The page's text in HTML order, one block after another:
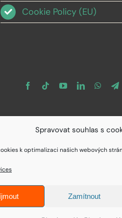
Spravovat souhlas s
k optimalizaci našich webových
Zamítnout
Cookie Policy (EU)